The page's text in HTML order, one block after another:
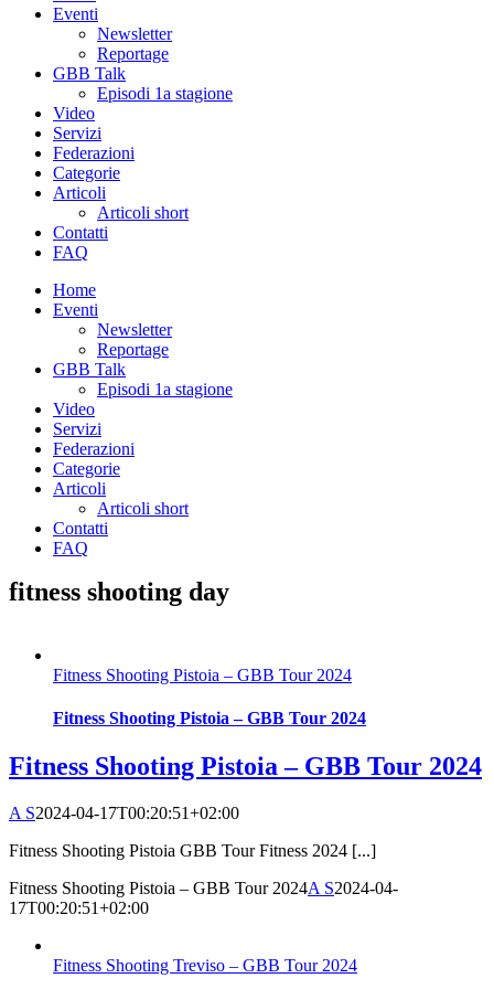
Eventi
Newsletter
Reportage
GBB Talk
Episodi 1a stagione
Video
Servizi
Federazioni
Categorie
Articoli
Articoli short
Contatti
FAQ
Home
Eventi
Newsletter
Reportage
GBB Talk
Episodi 1a stagione
Video
Servizi
Federazioni
Categorie
Articoli
Articoli short
Contatti
FAQ
fitness shooting day
Fitness Shooting Pistoia – GBB Tour 2024
Fitness Shooting Pistoia – GBB Tour 2024
Fitness Shooting Pistoia – GBB Tour 2024
A S2024-04-17T00:20:51+02:00
Fitness Shooting Pistoia GBB Tour Fitness 2024 [...]
Fitness Shooting Pistoia – GBB Tour 2024A S2024-04-
17T00:20:51+02:00
Fitness Shooting Treviso – GBB Tour 2024